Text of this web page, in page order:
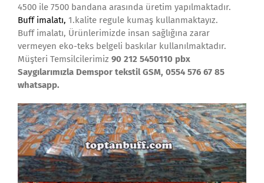
4500 ile 7500 bandana arasında üretim yapılmaktadır.
Buff imalatı, 1.kalite regule kumaş kullanmaktayız.
Buff imalatı, Ürünlerimizde insan sağlığına zarar
vermeyen eko-teks belgeli baskılar kullanılmaktadır.
Müşteri Temsilcilerimiz 90 212 5450110 pbx
Saygılarımızla Demspor tekstil GSM, 0554 576 67 85
whatsapp.